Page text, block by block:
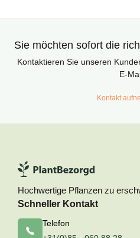
Sie möchten sofort die
Kontaktieren Sie unseren
E-
Kontakt
Hochwertige Pflanzen zu
Schneller Kontakt
Telefon